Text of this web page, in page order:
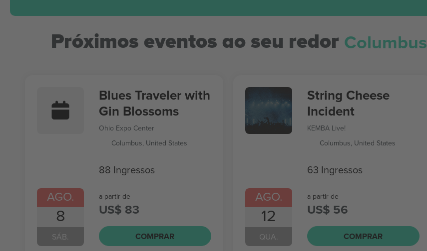
Próximos eventos ao seu redor Columbus
AGO.
8
SÁB.
Blues Traveler with
Gin Blossoms
Ohio Expo Center
Columbus, United States
88 Ingressos
a partir de
US$ 83
COMPRAR
AGO.
12
QUA.
String Cheese
Incident
KEMBA Live!
Columbus, United States
63 Ingressos
a partir de
US$ 56
COMPRAR